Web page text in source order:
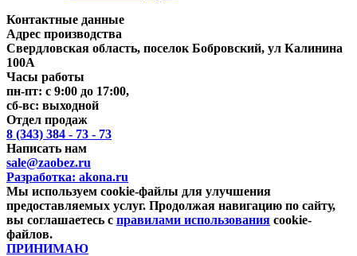
Контактные данные
Адрес производства
Свердловская область, поселок Бобровский, ул Калинина
100А
Часы работы
пн-пт: с 9:00 до 17:00,
сб-вс: выходной
Отдел продаж
8 (343) 384 - 73 - 73
Написать нам
sale@zaobez.ru
Разработка: akona.ru
Мы используем cookie-файлы для улучшения
предоставляемых услуг. Продолжая навигацию по сайту,
вы соглашаетесь с правилами использования cookie-
файлов.
ПРИНИМАЮ